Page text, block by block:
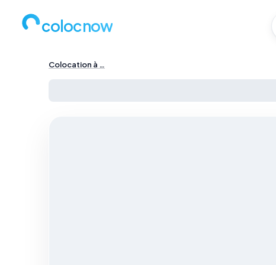
colocnow
Colocation à …